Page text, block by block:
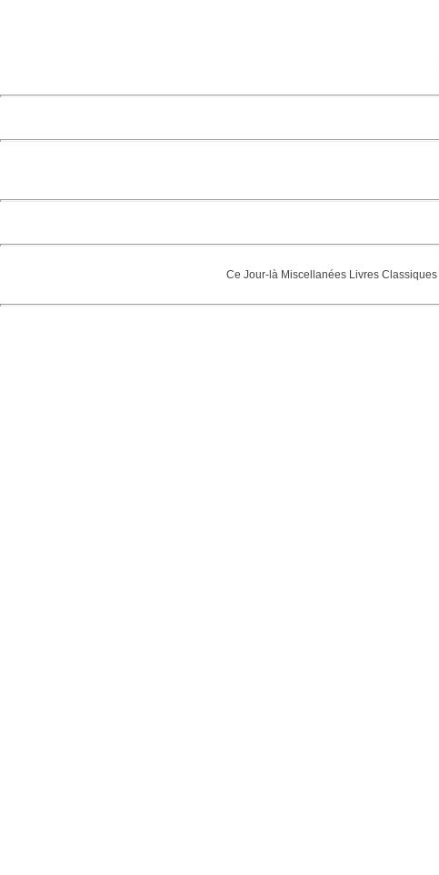
Ce Jour-là Miscellanées Livres Classiques